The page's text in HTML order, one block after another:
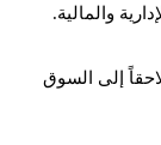
والمالية.
إلى السوق